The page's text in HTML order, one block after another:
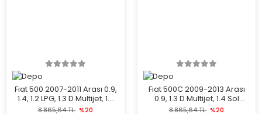
Fiat 500 2007-2011 Arası 0.9,
1.4, 1.2 LPG, 1.3 D Multijet, 1.2
Sol Depo Marka Far
8.865,64 TL %20
Fiat 500C 2009-2013 Arası
0.9, 1.3 D Multijet, 1.4 Sol
Depo Marka Far
8.865,64 TL %20